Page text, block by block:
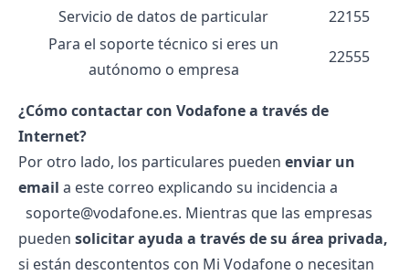
Servicio de datos de particular
22155
Para el soporte técnico si eres un
autónomo o empresa
22555
¿Cómo contactar con Vodafone a través de
Internet?
Por otro lado, los particulares pueden enviar un
email a este correo explicando su incidencia a
soporte@vodafone.es. Mientras que las empresas
pueden solicitar ayuda a través de su área privada,
si están descontentos con Mi Vodafone o necesitan